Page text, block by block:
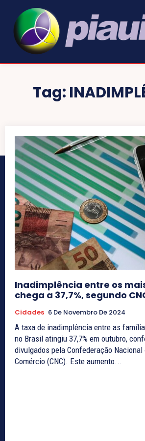
Tag:
Inadimplência entre os
chega a 37,7%, segundo
Cidades 6 De Novembro De 2024
A taxa de inadimplência entre as
no Brasil atingiu 37,7% em outubro,
divulgados pela Confederação Nacional
Comércio (CNC). Este aumento...